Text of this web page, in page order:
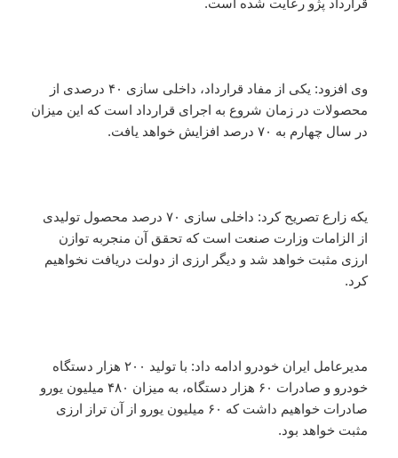
قرارداد پژو رعایت شده است.
وی افزود: یکی از مفاد قرارداد، داخلی سازی ۴۰ درصدی از
محصولات در زمان شروع به اجرای قرارداد است که این میزان
در سال چهارم به ۷۰ درصد افزایش خواهد یافت.
یکه زارع تصریح کرد: داخلی سازی ۷۰ درصد محصول تولیدی
از الزامات وزارت صنعت است که تحقق آن منجربه توازن
ارزی مثبت خواهد شد و دیگر ارزی از دولت دریافت نخواهیم
کرد.
مدیرعامل ایران خودرو ادامه داد: با تولید ۲۰۰ هزار دستگاه
خودرو و صادرات ۶۰ هزار دستگاه، به میزان ۴۸۰ میلیون یورو
صادرات خواهیم داشت که ۶۰ میلیون یورو از آن تراز ارزی
مثبت خواهد بود.